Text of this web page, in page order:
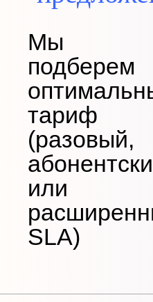
Мы
подберем
тариф
(разовый,
или
SLA)